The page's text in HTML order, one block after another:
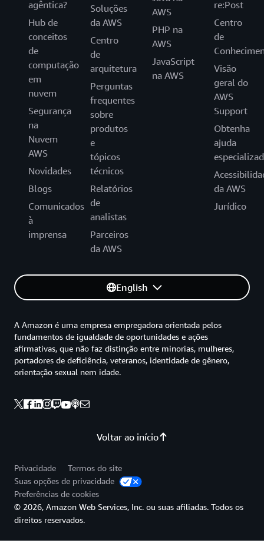
agêntica?
Hub de
conceitos
de
computação
em
nuvem
Segurança
na
Nuvem
AWS
Novidades
Blogs
Comunicados
à
imprensa
Soluções
da AWS
Centro
de
arquitetura
Perguntas
frequentes
sobre
produtos
e
tópicos
técnicos
Relatórios
de
analistas
Parceiros
da AWS
AWS
PHP na
AWS
JavaScript
na AWS
re:Post
Centro
de
Visão
geral do
AWS
Support
Obtenha
ajuda
da AWS
Jurídico
English
Voltar ao início
A Amazon é uma empresa empregadora orientada pelos
fundamentos de igualdade de oportunidades e ações
afirmativas, que não faz distinção entre minorias, mulheres,
portadores de deficiência, veteranos, identidade de gênero,
orientação sexual nem idade.
Privacidade
Termos do site
Suas opções de privacidade
Preferências de cookies
© 2026, Amazon Web Services, Inc. ou suas afiliadas. Todos os
direitos reservados.